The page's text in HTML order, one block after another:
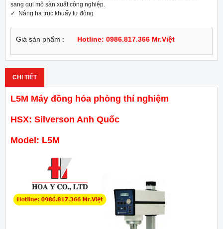
sang qui mô sản xuất công nghiệp.
✓  Nâng hạ trục khuấy tự động
Giá sản phẩm : Hotline: 0986.817.366 Mr.Việt
CHI TIẾT
L5M Máy đồng hóa phòng thí nghiệm
HSX: Silverson Anh Quốc
Model: L5M